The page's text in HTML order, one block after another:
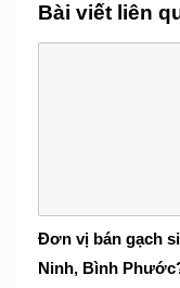
Bài viết liên
Đơn vị bán gạch
Ninh, Bình